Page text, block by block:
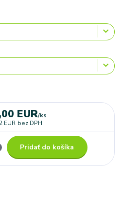
EUR/ks
EUR bez DPH
Pridať do košíka